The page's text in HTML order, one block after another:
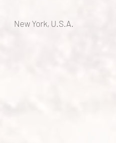
New York, U.S.A.